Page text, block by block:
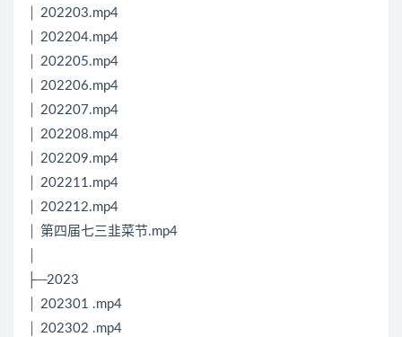
│ 202203.mp4
│ 202204.mp4
│ 202205.mp4
│ 202206.mp4
│ 202207.mp4
│ 202208.mp4
│ 202209.mp4
│ 202211.mp4
│ 202212.mp4
│ 第四届七三韭菜节.mp4
├─2023
│ 202301 .mp4
│ 202302 .mp4